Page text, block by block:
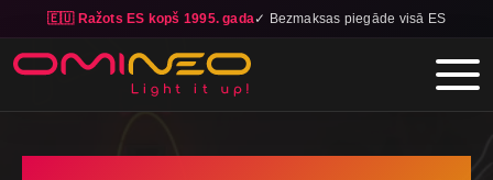
🇪🇺 Ražots ES kopš 1995. gada✓ Bezmaksas piegāde visā ES
Skip to main content